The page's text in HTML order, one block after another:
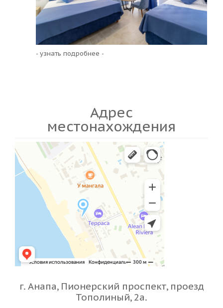
- узнать подробнее -
Адрес
местонахождения
г. Анапа, Пионерский проспект, проезд
Тополиный, 2а.